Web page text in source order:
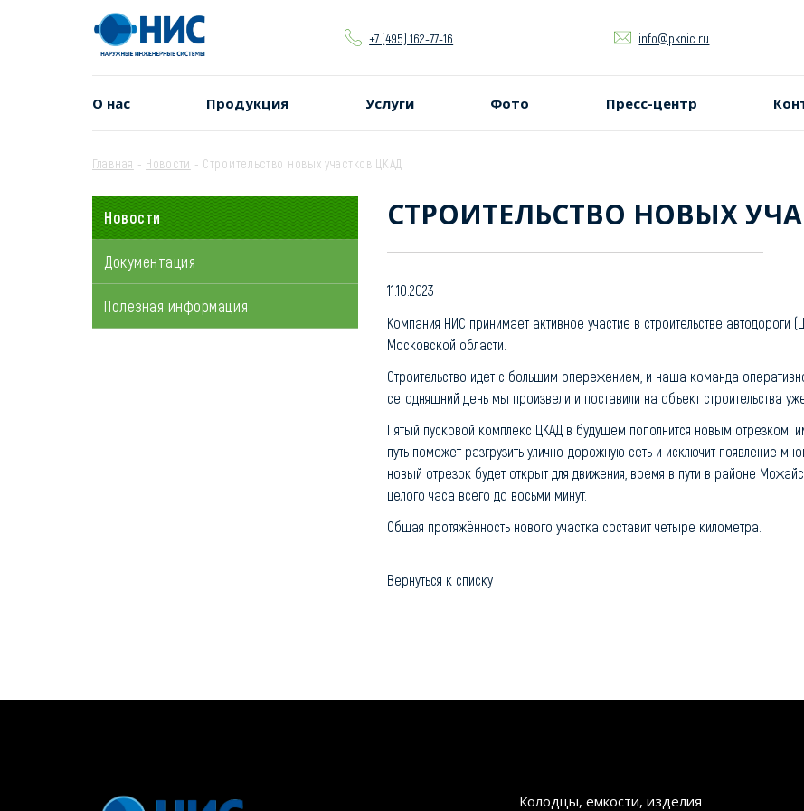
+7 (495) 162-77-16 info@pknic.ru
О нас Продукция Услуги Фото Пресс-центр
Главная - Новости - Строительство новых участков ЦКАД
Новости
Документация
Полезная информация
СТРОИТЕЛЬСТВО НОВЫХ
11.10.2023
Компания НИС принимает активное участие в строительстве
Московской области.
Строительство идет с большим опережением, и наша команда
сегодняшний день мы произвели и поставили на объект строительства
Пятый пусковой комплекс ЦКАД в будущем пополнится новым отрезком:
путь поможет разгрузить улично-дорожную сеть и исключит появление
новый отрезок будет открыт для движения, время в пути в районе
целого часа всего до восьми минут.
Общая протяжённость нового участка составит четыре километра.
Вернуться к списку
Колодцы, емкости, изделия